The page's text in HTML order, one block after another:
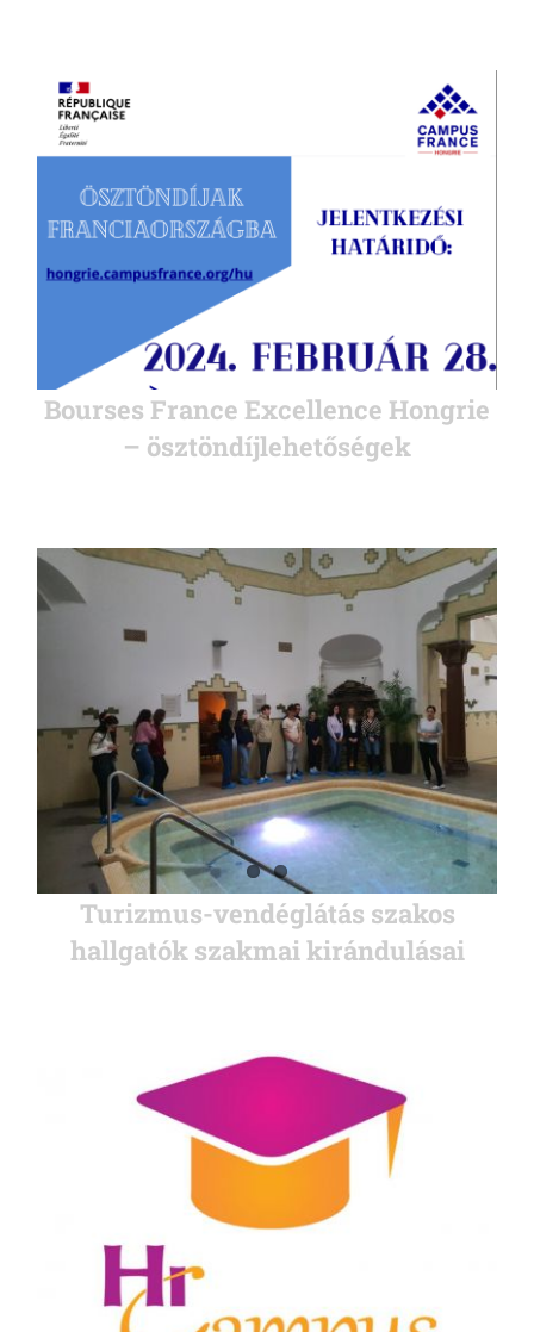
Bourses France Excellence Hongrie
– ösztöndíjlehetőségek
Turizmus-vendéglátás szakos
hallgatók szakmai kirándulásai